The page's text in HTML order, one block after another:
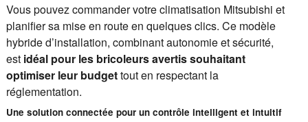
Vous pouvez commander votre climatisation Mitsubishi et
planifier sa mise en route en quelques clics. Ce modèle
hybride d’installation, combinant autonomie et sécurité,
est idéal pour les bricoleurs avertis souhaitant
optimiser leur budgettout en respectant la
réglementation.
Une solution connectée pour un contrôle intelligent et intuitif